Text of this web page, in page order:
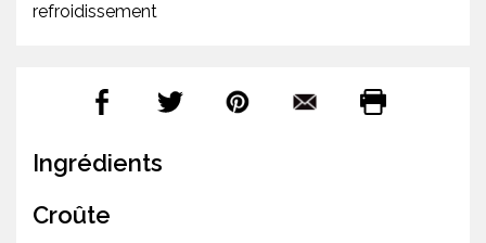
refroidissement
Ingrédients
Croûte